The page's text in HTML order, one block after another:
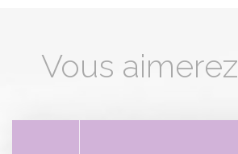
Vous aimerez